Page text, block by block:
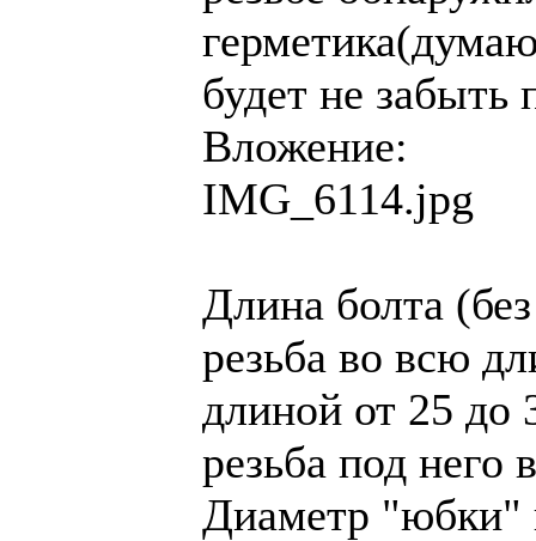
будет не забыть
Вложение:
IMG_6114.jpg
Длина болта
резьба во всю
длиной от 25 до
резьба под него
Диаметр "юбки"